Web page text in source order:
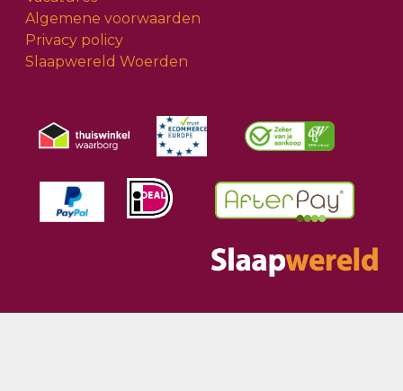
Algemene voorwaarden
Privacy policy
Slaapwereld Woerden